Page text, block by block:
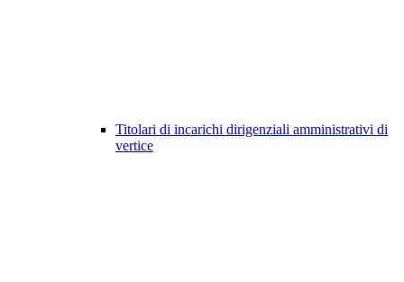
Titolari di incarichi dirigenziali amministrativi di
vertice